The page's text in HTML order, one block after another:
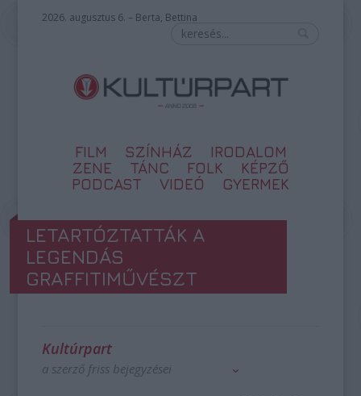
2026. augusztus 6. – Berta, Bettina
FILM SZÍNHÁZ
IRODALOM
ZENE
TÁNC FOLK
KÉPZŐ
PODCAST
VIDEÓ GYERMEK
LETARTÓZTATTÁK A
LEGENDÁS
GRAFFITIMŰVÉSZT
Kultúrpart
a szerző friss bejegyzései